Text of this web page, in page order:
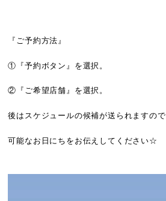
『ご予約方法』
①『予約ボタン』を選択。
②『ご希望店舗』を選択。
後はスケジュールの候補が送られますので
可能なお日にちをお伝えしてください☆